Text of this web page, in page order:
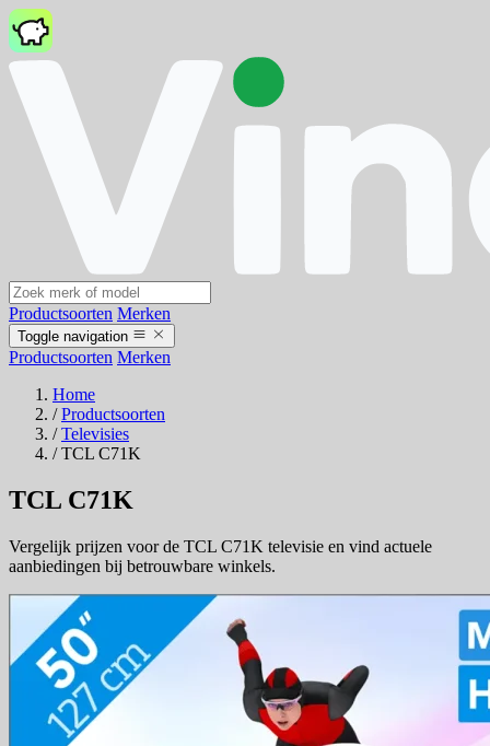
Productsoorten Merken
Toggle navigation
Productsoorten Merken
Home
/ Productsoorten
/ Televisies
/ TCL C71K
TCL C71K
Vergelijk prijzen voor de TCL C71K televisie en vind actuele
aanbiedingen bij betrouwbare winkels.